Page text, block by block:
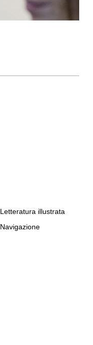
Letteratura illustrata
Navigazione